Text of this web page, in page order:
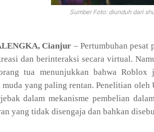
Sumber Foto: diunduh dari
Cianjur – Pertumbuhan
dan berinteraksi secara virtual.
tua menunjukkan bahwa
muda yang paling rentan. Penelitian
dalam mekanisme pembelian
yang tidak disengaja dan bahkan